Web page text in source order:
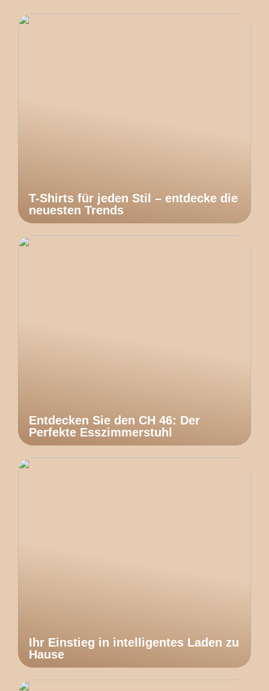
T-Shirts für jeden Stil – entdecke die
neuesten Trends
Entdecken Sie den CH 46: Der
Perfekte Esszimmerstuhl
Ihr Einstieg in intelligentes Laden zu
Hause